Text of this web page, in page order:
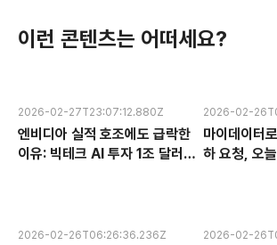
이런 콘텐츠는 어떠세요?
2026-02-27T23:07:12.880Z
엔비디아 실적 호조에도 급락한
이유: 빅테크 AI 투자 1조 달러의
2026-02-
마이데이터
하 요청, 오
2026-02-26T06:26:36.236Z 2026-02-